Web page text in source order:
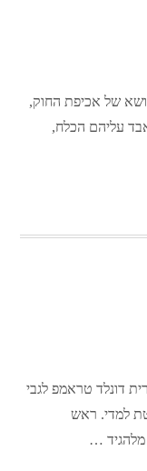
של אכיפת החוק,
עליהם הכלח,
דונלד טראמפ לגבי
למדי. ראש
מלהגיד …